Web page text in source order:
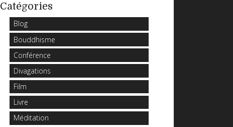
Catégories
Blog
Bouddhisme
Conférence
Divagations
Film
Livre
Méditation